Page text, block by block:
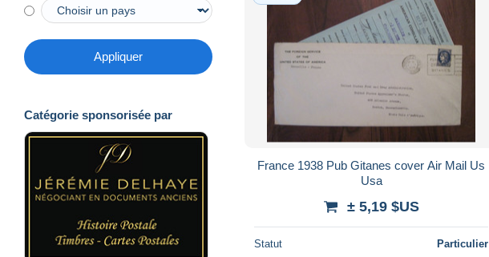
Appliquer
Catégorie sponsorisée par
France 1938 Pub Gitanes cover Air Mail Us
Usa
± 5,19 $US
Statut Particulier